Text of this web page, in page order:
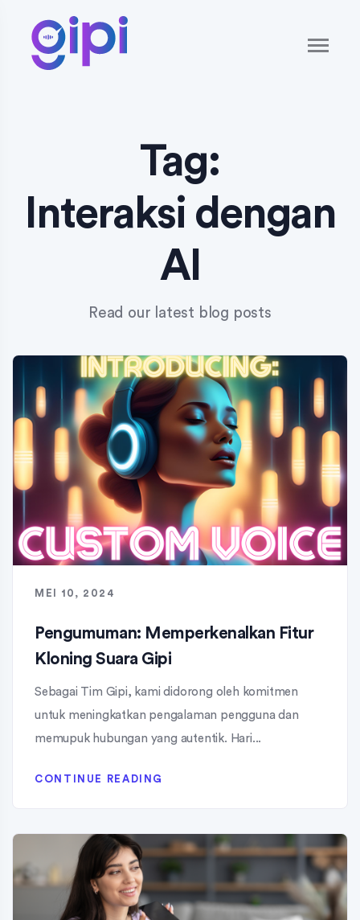
Tag:
Interaksi dengan
AI
Read our latest blog posts
MEI 10, 2024
Pengumuman: Memperkenalkan Fitur
Kloning Suara Gipi
Sebagai Tim Gipi, kami didorong oleh komitmen
untuk meningkatkan pengalaman pengguna dan
memupuk hubungan yang autentik. Hari...
CONTINUE READING